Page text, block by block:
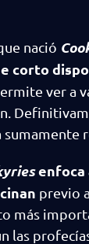
nació
corto
ver a
enfoca
previo
más
las